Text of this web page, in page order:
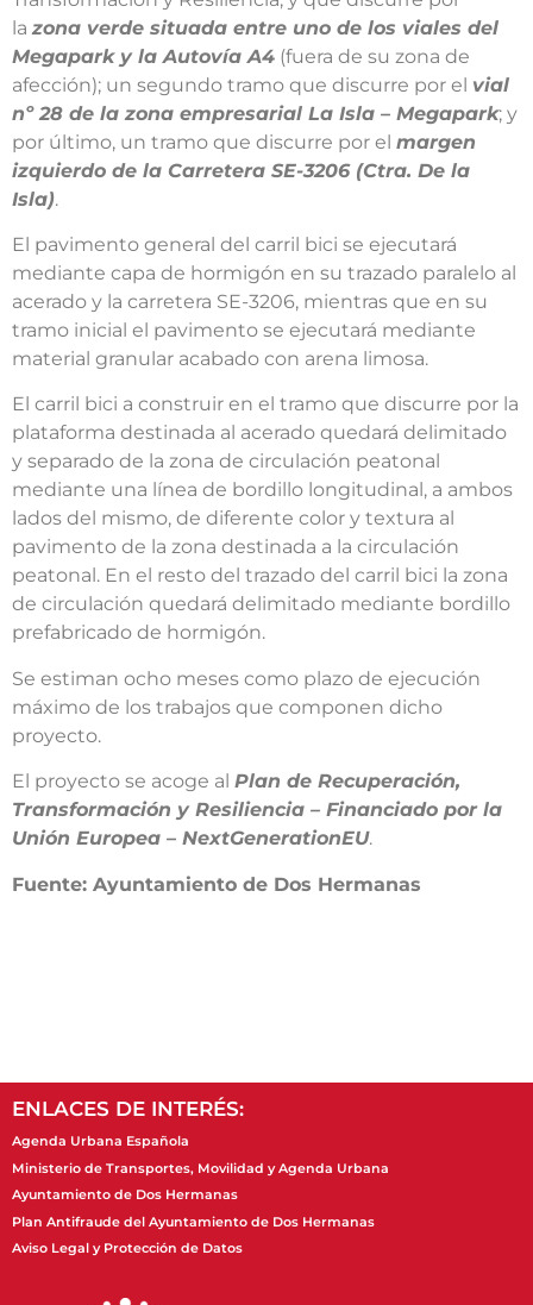
la zona verde situada entre uno de los viales del
Megapark y la Autovía A4 (fuera de su zona de
afección); un segundo tramo que discurre por el vial
nº 28 de la zona empresarial La Isla – Megapark; y
por último, un tramo que discurre por el margen
izquierdo de la Carretera SE-3206 (Ctra. De la
Isla).
El pavimento general del carril bici se ejecutará
mediante capa de hormigón en su trazado paralelo al
acerado y la carretera SE-3206, mientras que en su
tramo inicial el pavimento se ejecutará mediante
material granular acabado con arena limosa.
El carril bici a construir en el tramo que discurre por la
plataforma destinada al acerado quedará delimitado
y separado de la zona de circulación peatonal
mediante una línea de bordillo longitudinal, a ambos
lados del mismo, de diferente color y textura al
pavimento de la zona destinada a la circulación
peatonal. En el resto del trazado del carril bici la zona
de circulación quedará delimitado mediante bordillo
prefabricado de hormigón.
Se estiman ocho meses como plazo de ejecución
máximo de los trabajos que componen dicho
proyecto.
El proyecto se acoge al Plan de Recuperación,
Transformación y Resiliencia – Financiado por la
Unión Europea – NextGenerationEU.
Fuente: Ayuntamiento de Dos Hermanas
ENLACES DE INTERÉS:
Agenda Urbana Española
Ministerio de Transportes, Movilidad y Agenda Urbana
Ayuntamiento de Dos Hermanas
Plan Antifraude del Ayuntamiento de Dos Hermanas
Aviso Legal y Protección de Datos